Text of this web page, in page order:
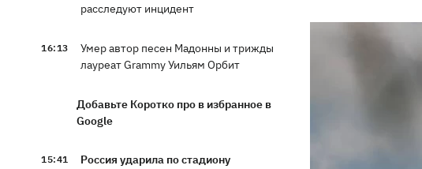
расследуют инцидент
16:13
Умер автор песен Мадонны и трижды
лауреат Grammy Уильям Орбит
Добавьте Коротко про в избранное в
Google
15:41
Россия ударила по стадиону